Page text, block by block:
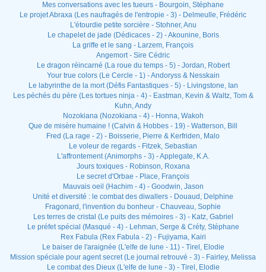
Mes conversations avec les tueurs - Bourgoin, Stéphane
Le projet Abraxa (Les naufragés de l'entropie - 3) - Delmeulle, Frédéric
L'étourdie petite sorcière - Stohner, Anu
Le chapelet de jade (Dédicaces - 2) - Akounine, Boris
La griffe et le sang - Larzem, François
Angemort - Sire Cédric
Le dragon réincarné (La roue du temps - 5) - Jordan, Robert
Your true colors (Le Cercle - 1) - Andoryss & Nesskain
Le labyrinthe de la mort (Défis Fantastiques - 5) - Livingstone, Ian
Les péchés du père (Les tortues ninja - 4) - Eastman, Kevin & Waltz, Tom &
Kuhn, Andy
Nozokiana (Nozokiana - 4) - Honna, Wakoh
Que de misère humaine ! (Calvin & Hobbes - 19) - Watterson, Bill
Fred (La rage - 2) - Boisserie, Pierre & Kerfriden, Malo
Le voleur de regards - Fitzek, Sebastian
L'affrontement (Animorphs - 3) - Applegate, K.A.
Jours toxiques - Robinson, Roxana
Le secret d'Orbae - Place, François
Mauvais oeil (Hachim - 4) - Goodwin, Jason
Unité et diversité : le combat des diwallers - Douaud, Delphine
Fragonard, l'invention du bonheur - Chauveau, Sophie
Les terres de cristal (Le puits des mémoires - 3) - Katz, Gabriel
Le préfet spécial (Masqué - 4) - Lehman, Serge & Créty, Stéphane
Rex Fabula (Rex Fabula - 2) - Fujiyama, Kairi
Le baiser de l'araignée (L'elfe de lune - 11) - Tirel, Elodie
Mission spéciale pour agent secret (Le journal retrouvé - 3) - Fairley, Melissa
Le combat des Dieux (L'elfe de lune - 3) - Tirel, Elodie